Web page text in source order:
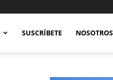
SUSCRÍBETE NOSOTROS